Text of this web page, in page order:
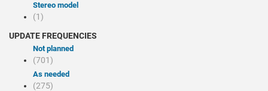
Stereo model
(1)
UPDATE FREQUENCIES
Not planned
(701)
As needed
(275)